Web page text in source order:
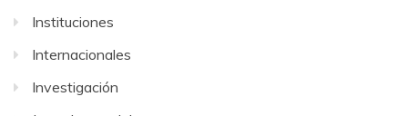
Instituciones
Internacionales
Investigación